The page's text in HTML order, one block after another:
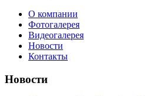
О компании
Фотогалерея
Видеогалерея
Новости
Контакты
Новости